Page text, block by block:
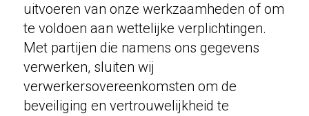
uitvoeren van onze werkzaamheden of om
te voldoen aan wettelijke verplichtingen.
Met partijen die namens ons gegevens
verwerken, sluiten wij
verwerkersovereenkomsten om de
beveiliging en vertrouwelijkheid te